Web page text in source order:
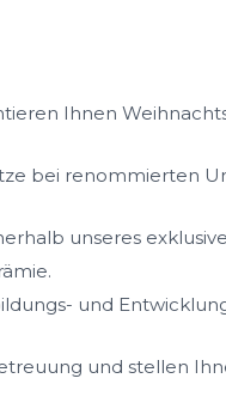
Ihnen
bei renommierten
unseres
und
und stellen